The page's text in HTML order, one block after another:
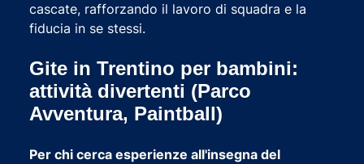
cascate, rafforzando il lavoro di squadra e la
fiducia in se stessi.
Gite in Trentino per bambini:
attività divertenti (Parco
Avventura, Paintball)
Per chi cerca esperienze all'insegna del